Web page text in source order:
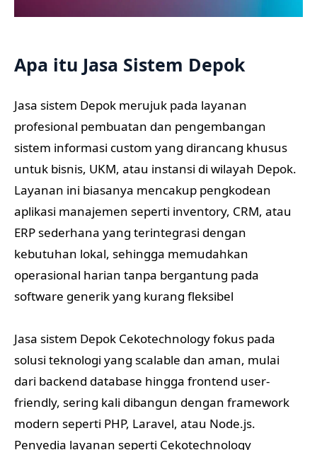
Apa itu Jasa Sistem Depok
Jasa sistem Depok merujuk pada layanan
profesional pembuatan dan pengembangan
sistem informasi custom yang dirancang khusus
untuk bisnis, UKM, atau instansi di wilayah Depok.
Layanan ini biasanya mencakup pengkodean
aplikasi manajemen seperti inventory, CRM, atau
ERP sederhana yang terintegrasi dengan
kebutuhan lokal, sehingga memudahkan
operasional harian tanpa bergantung pada
software generik yang kurang fleksibel
Jasa sistem Depok Cekotechnology fokus pada
solusi teknologi yang scalable dan aman, mulai
dari backend database hingga frontend user-
friendly, sering kali dibangun dengan framework
modern seperti PHP, Laravel, atau Node.js.
Penyedia layanan seperti Cekotechnology